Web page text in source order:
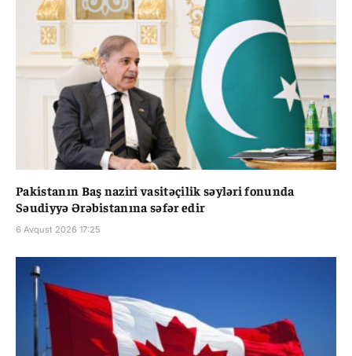
Pakistanın Baş naziri vasitəçilik səyləri fonunda
Səudiyyə Ərəbistanına səfər edir
6 Avqust 2026 17:25